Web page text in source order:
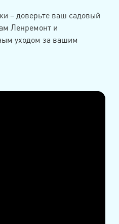
– доверьте ваш садовый
Ленремонт и
уходом за вашим